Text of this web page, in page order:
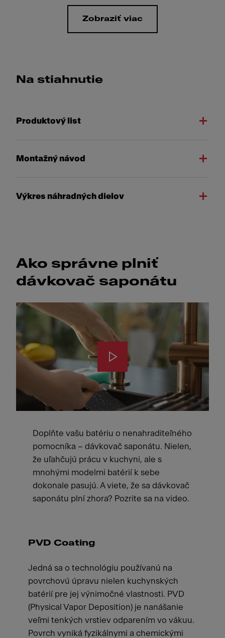
Zobraziť viac
Na stiahnutie
Produktový list
Montažný návod
Výkres náhradných dielov
Ako správne plniť
dávkovač saponátu
Doplňte vašu batériu o nenahraditeľného
pomocníka – dávkovač saponátu. Nielen,
že uľahčujú prácu v kuchyni, ale s
mnohými modelmi batérií k sebe
dokonale pasujú. A viete, že sa dávkovač
saponátu plní zhora? Pozrite sa na video.
PVD Coating
Jedná sa o technológiu používanú na
povrchovú úpravu nielen kuchynských
batérií pre jej výnimočné vlastnosti. PVD
(Physical Vapor Deposition) je nanášanie
veľmi tenkých vrstiev odparením vo vákuu.
Povrch vyniká fyzikálnymi a chemickými